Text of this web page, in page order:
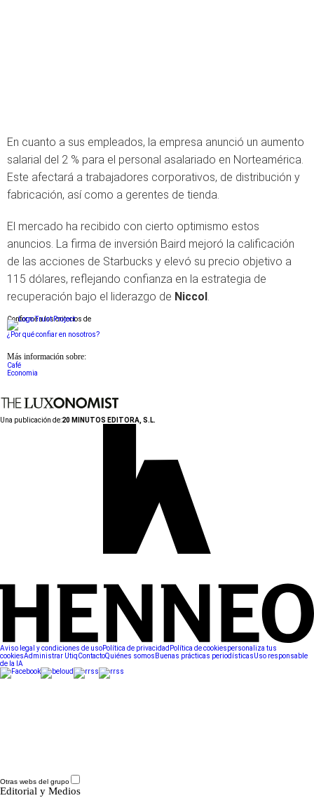
En cuanto a sus empleados, la empresa anunció un aumento
salarial del 2 % para el personal asalariado en Norteamérica.
Este afectará a trabajadores corporativos, de distribución y
fabricación, así como a gerentes de tienda.
El mercado ha recibido con cierto optimismo estos
anuncios. La firma de inversión Baird mejoró la calificación
de las acciones de Starbucks y elevó su precio objetivo a
115 dólares, reflejando confianza en la estrategia de
recuperación bajo el liderazgo de Niccol.
Conforme a los criterios de
¿Por qué confiar en nosotros?
Más información sobre:
Café
Economia
Una publicación de:20 MINUTOS EDITORA, S.L.
Aviso legal y condiciones de usoPolítica de privacidad Política de cookiespersonaliza tus
cookiesAdministrar UtiqContactoQuiénes somos Buenas prácticas periodísticasUso responsable
de la IA
Otras webs del grupo
Editorial y Medios